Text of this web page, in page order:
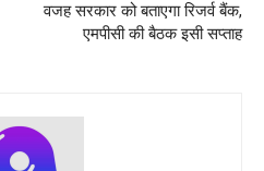
वजह सरकार को बताएगा रिजर्व बैंक,
एमपीसी की बैठक इसी सप्ताह